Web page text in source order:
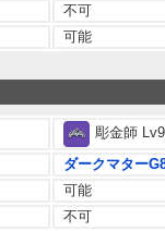
不可
可能
彫金師
ダークマター
可能
不可